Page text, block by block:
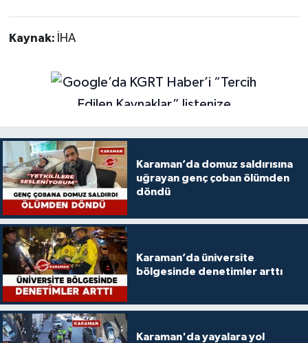
Kaynak: İHA
Karaman’da domuz saldırısına
uğrayan genç çoban ölümden
döndü
Karaman’da üniversite
bölgesinde denetimler arttı
Karaman'da yayalara yol